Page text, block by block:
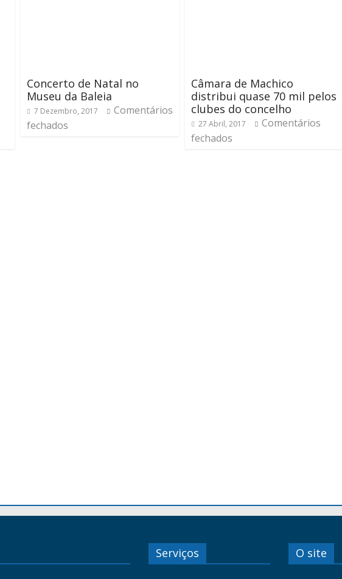
Concerto de Natal no
Museu da Baleia
7 Dezembro, 2017
Comentários
fechados
Câmara de Machico
distribui quase 70 mil pelos
clubes do concelho
27 Abril, 2017
Comentários
fechados
Serviços O site